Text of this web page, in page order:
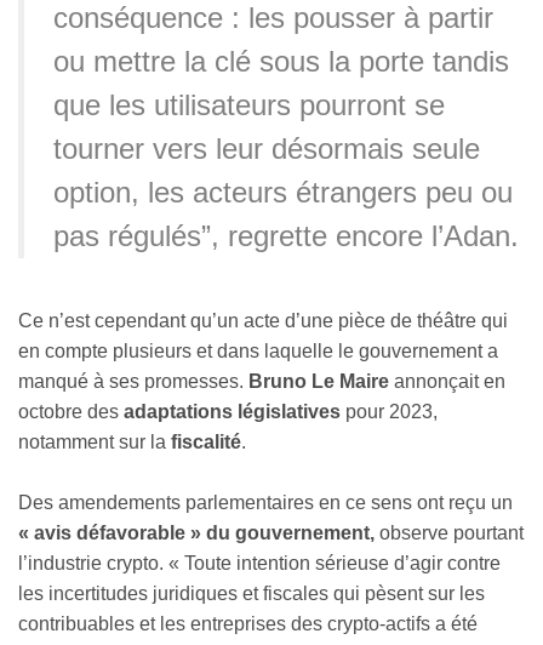
conséquence : les pousser à partir
ou mettre la clé sous la porte tandis
que les utilisateurs pourront se
tourner vers leur désormais seule
option, les acteurs étrangers peu ou
pas régulés”, regrette encore l’Adan.
Ce n’est cependant qu’un acte d’une pièce de théâtre qui
en compte plusieurs et dans laquelle le gouvernement a
manqué à ses promesses. Bruno Le Maire annonçait en
octobre des adaptations législatives pour 2023,
notamment sur la fiscalité.
Des amendements parlementaires en ce sens ont reçu un
« avis défavorable » du gouvernement, observe pourtant
l’industrie crypto. « Toute intention sérieuse d’agir contre
les incertitudes juridiques et fiscales qui pèsent sur les
contribuables et les entreprises des crypto-actifs a été